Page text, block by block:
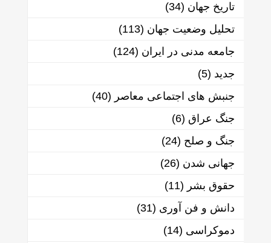
تاریخ جهان (34)
تحلیل وضعیت جهان (113)
جامعه مدنی در ایران (124)
جدید (5)
جنبش های اجتماعی معاصر (40)
جنگ عراق (6)
جنگ و صلح (24)
جهانی شدن (26)
حقوق بشر (11)
دانش و فن آوری (31)
دموکراسی (14)